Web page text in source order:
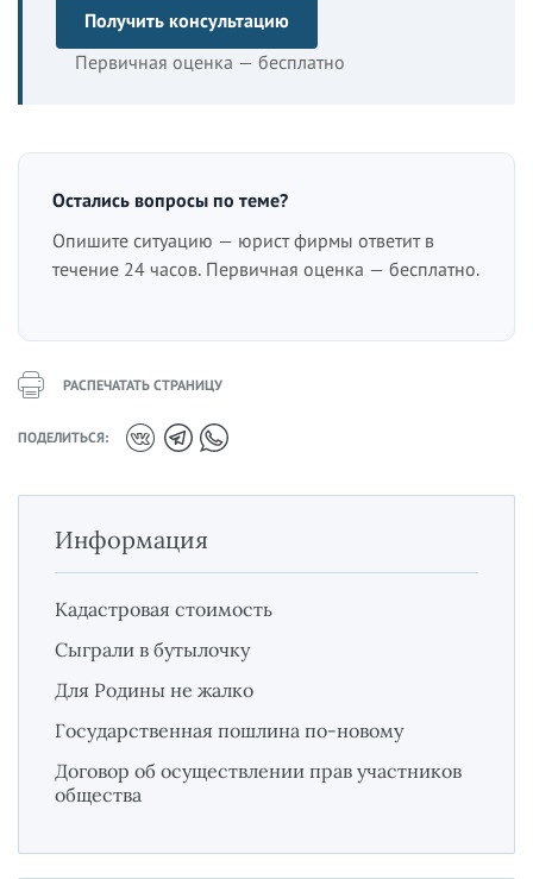
Получить консультацию
Первичная оценка — бесплатно
Остались вопросы по теме?
Опишите ситуацию — юрист фирмы ответит в
течение 24 часов. Первичная оценка — бесплатно.
РАСПЕЧАТАТЬ СТРАНИЦУ
ПОДЕЛИТЬСЯ:
Информация
Кадастровая стоимость
Сыграли в бутылочку
Для Родины не жалко
Государственная пошлина по-новому
Договор об осуществлении прав участников
общества